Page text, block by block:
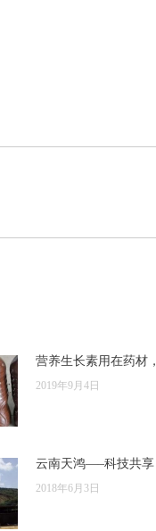
营养生长素用在药材
2019年9月4日
云南天鸿—–科技共享
2018年6月3日